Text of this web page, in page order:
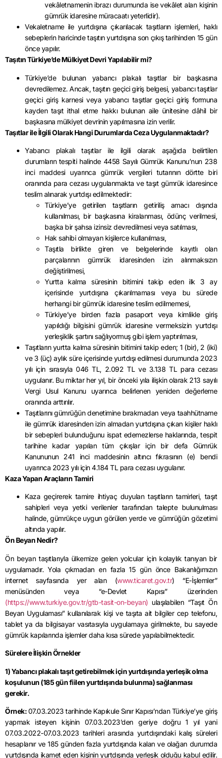
vekâletnamenin ibrazı durumunda ise vekâlet alan kişinin
gümrük idaresine müracaatı yeterlidir).
Vekaletname ile yurtdışına çıkarılacak taşıtların işlemleri, haklı
sebeplerin haricinde taşıtın yurtdışına son çıkış tarihinden 15 gün
önce yapılır.
Taşıtın Türkiye’de Mülkiyet Devri Yapılabilir mi?
Türkiye’de bulunan yabancı plakalı taşıtlar bir başkasına
devredilemez. Ancak, taşıtın geçici giriş belgesi, yabancı taşıtlar
geçici giriş karnesi veya yabancı taşıtlar geçici giriş formuna
kayden taşıt ithal etme hakkı bulunan aile ünitesine dâhil bir
başkasına mülkiyet devrinin yapılmasına izin verilir.
Taşıtlar ile İlgili Olarak Hangi Durumlarda Ceza Uygulanmaktadır?
Yabancı plakalı taşıtlar ile ilgili olarak aşağıda belirtilen
durumların tespiti halinde 4458 Sayılı Gümrük Kanunu’nun 238
inci maddesi uyarınca gümrük vergileri tutarının dörtte biri
oranında para cezası uygulanmakta ve taşıt gümrük idaresince
teslim alınarak yurtdışı edilmektedir:
Türkiye’ye getirilen taşıtların getiriliş amacı dışında
kullanılması, bir başkasına kiralanması, ödünç verilmesi,
başka bir şahsa izinsiz devredilmesi veya satılması,
Hak sahibi olmayan kişilerce kullanılması,
Taşıtla birlikte giren ve belgelerinde kayıtlı olan
parçalarının gümrük idaresinden izin alınmaksızın
değiştirilmesi,
Yurtta kalma süresinin bitimini takip eden ilk 3 ay
içerisinde yurtdışına çıkarılmaması veya bu sürede
herhangi bir gümrük idaresine teslim edilmemesi,
Türkiye’ye birden fazla pasaport veya kimlikle giriş
yapıldığı bilgisini gümrük idaresine vermeksizin yurtdışı
yerleşiklik şartını sağlıyormuş gibi işlem yaptırılması,
Taşıtların yurtta kalma süresinin bitimini takip eden; 1 (bir), 2 (iki)
ve 3 (üç) aylık süre içerisinde yurtdışı edilmesi durumunda 2023
yılı için sırasıyla 046 TL, 2.092 TL ve 3.138 TL para cezası
uygulanır. Bu miktar her yıl, bir önceki yıla ilişkin olarak 213 sayılı
Vergi Usul Kanunu uyarınca belirlenen yeniden değerleme
oranında arttırılır.
Taşıtlarını gümrüğün denetimine bırakmadan veya taahhütname
ile gümrük idaresinden izin almadan yurtdışına çıkan kişiler haklı
bir sebepleri bulunduğunu ispat edemezlerse haklarında, tespit
tarihine kadar yapılan tüm çıkışlar için bir defa Gümrük
Kanununun 241 inci maddesinin altıncı fıkrasının (e) bendi
uyarınca 2023 yılı için 4.184 TL para cezası uygulanır.
Kaza Yapan Araçların Tamiri
Kaza geçirerek tamire ihtiyaç duyulan taşıtların tamirleri, taşıt
sahipleri veya yetki verilenler tarafından talepte bulunulması
halinde, gümrükçe uygun görülen yerde ve gümrüğün gözetimi
altında yapılır.
Ön Beyan Nedir?
Ön beyan taşıtlarıyla ülkemize gelen yolcular için kolaylık tanıyan bir
uygulamadır. Yola çıkmadan en fazla 15 gün önce Bakanlığımızın
internet sayfasında yer alan (www.ticaret.gov.tr) “E-İşlemler”
menüsünden veya “e-Devlet Kapısı” üzerinden
(https://www.turkiye.gov.tr/gtb-tasit-on-beyan) ulaşılabilen “Taşıt Ön
Beyan Uygulaması” kullanılarak kişi ve taşıta ait bilgiler cep telefonu,
tablet ya da bilgisayar vasıtasıyla uygulamaya girilmekte, bu sayede
gümrük kapılarında işlemler daha kısa sürede yapılabilmektedir.
Sürelere İlişkin Örnekler
1) Yabancı plakalı taşıt getirebilmek için yurtdışında yerleşik olma
koşulunun (185 gün fiilen yurtdışında bulunma) sağlanması
gerekir.
Örnek:07.03.2023 tarihinde Kapıkule Sınır Kapısı’ndan Türkiye’ye giriş
yapmak isteyen kişinin 07.03.2023’den geriye doğru 1 yıl yani
07.03.2022-07.03.2023 tarihleri arasında yurtdışındaki kalış süreleri
hesaplanır ve 185 günden fazla yurtdışında kalan ve olağan durumda
yurtdışında ikamet eden kişinin yurtdışında yerleşik olduğu kabul edilir.